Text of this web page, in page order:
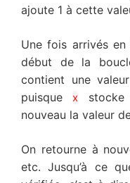
ajoute 1 à cette
Une fois arrivés
début de la
contient une
puisque x stocke
nouveau la valeur
On retourne à
etc. Jusqu’à ce